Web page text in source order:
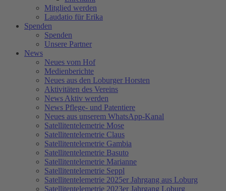
Mitglied werden
Laudatio für Erika
Spenden
Spenden
Unsere Partner
News
Neues vom Hof
Medienberichte
Neues aus den Loburger Horsten
Aktivitäten des Vereins
News Aktiv werden
News Pflege- und Patentiere
Neues aus unserem WhatsApp-Kanal
Satellitentelemetrie Mose
Satellitentelemetrie Claus
Satellitentelemetrie Gambia
Satellitentelemetrie Basuto
Satellitentelemetrie Marianne
Satellitentelemetrie Seppl
Satellitentelemetrie 2025er Jahrgang aus Loburg
Satellitentelemetrie 2023er Jahrgang Loburg